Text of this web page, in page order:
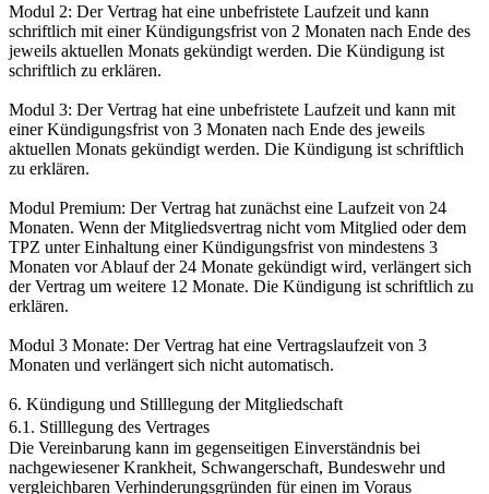
Modul 2: Der Vertrag hat eine unbefristete Laufzeit und kann
schriftlich mit einer Kündigungsfrist von 2 Monaten nach Ende des
jeweils aktuellen Monats gekündigt werden. Die Kündigung ist
schriftlich zu erklären.
Modul 3: Der Vertrag hat eine unbefristete Laufzeit und kann mit
einer Kündigungsfrist von 3 Monaten nach Ende des jeweils
aktuellen Monats gekündigt werden. Die Kündigung ist schriftlich
zu erklären.
Modul Premium: Der Vertrag hat zunächst eine Laufzeit von 24
Monaten. Wenn der Mitgliedsvertrag nicht vom Mitglied oder dem
TPZ unter Einhaltung einer Kündigungsfrist von mindestens 3
Monaten vor Ablauf der 24 Monate gekündigt wird, verlängert sich
der Vertrag um weitere 12 Monate. Die Kündigung ist schriftlich zu
erklären.
Modul 3 Monate: Der Vertrag hat eine Vertragslaufzeit von 3
Monaten und verlängert sich nicht automatisch.
6. Kündigung und Stilllegung der Mitgliedschaft
6.1. Stilllegung des Vertrages
Die Vereinbarung kann im gegenseitigen Einverständnis bei
nachgewiesener Krankheit, Schwangerschaft, Bundeswehr und
vergleichbaren Verhinderungsgründen für einen im Voraus